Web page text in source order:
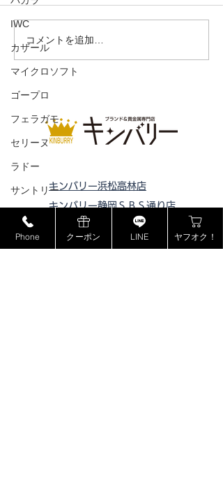
IWC
カザール
マイクロソフト
ゴープロ
フェラガモ
セリーヌ
ラドー
サントリー
MCM
ミュウミュウ
コメントを追加…
キンバリー浜松高林店
キンバリー静岡ＳＢＳ通り店
キンバリー藤枝インター店
Phone クーポン LINE ヤフオク！